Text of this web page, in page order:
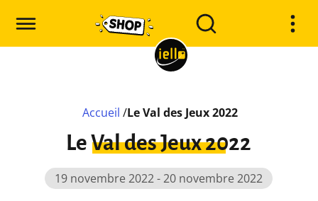
Accueil /Le Val des Jeux 2022
Le Val des Jeux 2022
19 novembre 2022 - 20 novembre 2022